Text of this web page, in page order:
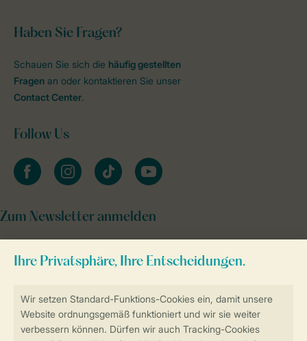
Sicher und schnell zur Online-Buchung
Haben Sie Fragen?
Schauen Sie sich die häufig gestellten
Fragen an oder kontaktieren Sie unser
Contact Center.
Follow Us
facebookinstagramtiktok youtube
Zum Newsletter anmelden